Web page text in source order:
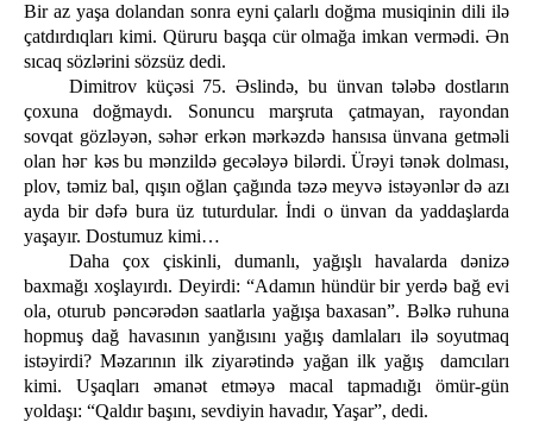
Bir az yaşa dolandan sonra eyni çalarlı doğma musiqinin dili ilə
çatdırdıqları kimi. Qüruru başqa cür olmağa imkan vermədi. Ən
sıcaq sözlərini sözsüz dedi.
Dimitrov küçəsi 75. Əslində, bu ünvan tələbə dostların
çoxuna doğmaydı. Sonuncu marşruta çatmayan, rayondan
sovqat gözləyən, səhər erkən mərkəzdə hansısa ünvana getməli
olan һәг kəs bu mənzildə gecələyə bilərdi. Ürəyi tənək dolması,
plov, təmiz bal, qışın oğlan çağında təzə meyvə istəyənlər də azı
ayda bir dəfə bura üz tuturdular. İndi о ünvan da yaddaşlarda
yaşayır. Dostumuz kimi…
Daha çox çiskinli, dumanlı, yağışlı havalarda dənizə
baxmağı xoşlayırdı. Deyirdi: “Adamın hündür bir yerdə bağ evi
ola, oturub pəncərədən saatlarla yağışa baxasan”. Bəlkə ruhuna
hopmuş dağ havasının yanğısını yağış damlaları ilə soyutmaq
istəyirdi? Məzarının ilk ziyarətində yağan ilk yağış damcıları
kimi. Uşaqları əmanət etməyə macal tapmadığı ömür-gün
yoldaşı: “Qaldır başını, sevdiyin havadır, Yaşar”, dedi.